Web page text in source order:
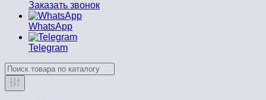
Заказать звонок
WhatsApp
Telegram